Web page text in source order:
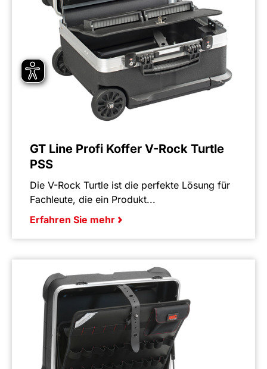
GT Line Profi Koffer V-Rock Turtle
PSS
Die V-Rock Turtle ist die perfekte Lösung für
Fachleute, die ein Produkt...
Erfahren Sie mehr